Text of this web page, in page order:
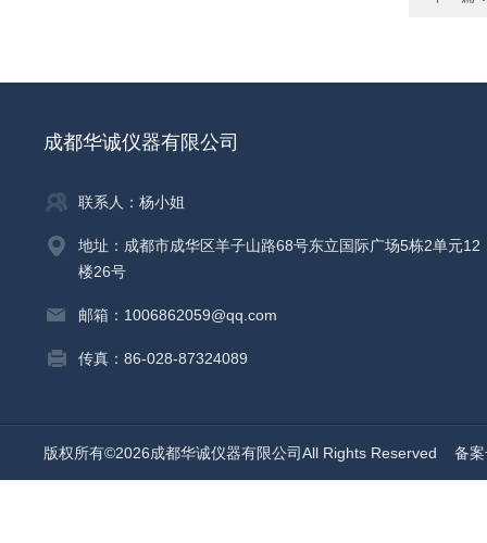
成都华诚仪器有限公司
联系人：杨小姐
地址：成都市成华区羊子山路68号东立国际广场5栋2单元12
楼26号
邮箱：1006862059@qq.com
传真：86-028-87324089
版权所有©2026成都华诚仪器有限公司All Rights Reserved 备